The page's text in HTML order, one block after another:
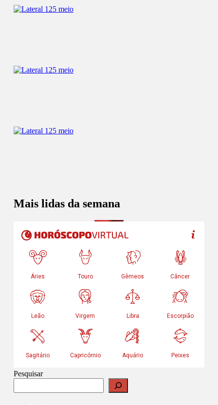
Mais lidas da semana
Pesquisar